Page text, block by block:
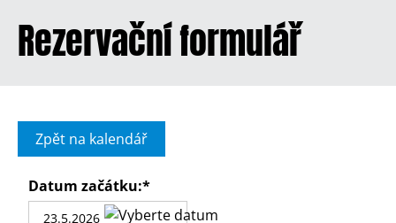
Rezervační formulář
Zpět na kalendář
Datum začátku:*